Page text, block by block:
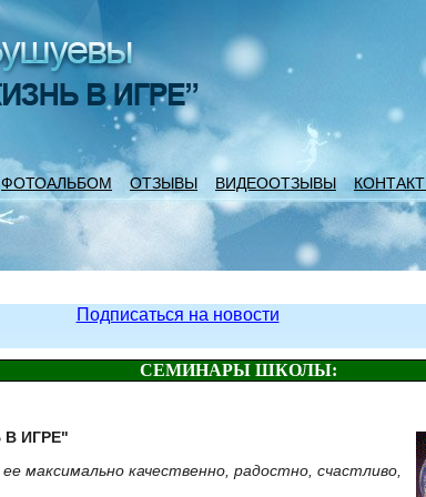
ФОТОАЛЬБОМ ОТЗЫВЫ ВИДЕООТЗЫВЫ
Подписаться на новости
СЕМИНАРЫ ШКОЛЫ:
ИГРЕ"
максимально качественно, радостно, счастливо,